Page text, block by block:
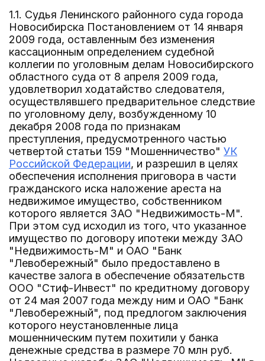
1.1. Судья Ленинского районного суда города
Новосибирска Постановлением от 14 января
2009 года, оставленным без изменения
кассационным определением судебной
коллегии по уголовным делам Новосибирского
областного суда от 8 апреля 2009 года,
удовлетворил ходатайство следователя,
осуществлявшего предварительное следствие
по уголовному делу, возбужденному 10
декабря 2008 года по признакам
преступления, предусмотренного частью
четвертой статьи 159 "Мошенничество" УК
Российской Федерации, и разрешил в целях
обеспечения исполнения приговора в части
гражданского иска наложение ареста на
недвижимое имущество, собственником
которого является ЗАО "Недвижимость-М".
При этом суд исходил из того, что указанное
имущество по договору ипотеки между ЗАО
"Недвижимость-М" и ОАО "Банк
"Левобережный" было предоставлено в
качестве залога в обеспечение обязательств
ООО "Стиф-Инвест" по кредитному договору
от 24 мая 2007 года между ним и ОАО "Банк
"Левобережный", под предлогом заключения
которого неустановленные лица
мошенническим путем похитили у банка
денежные средства в размере 70 млн руб.